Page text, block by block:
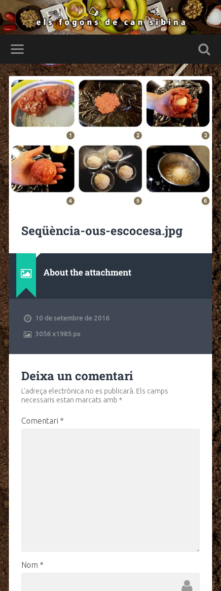
Seqüència-ous-escocesa.jpg
About the attachment
10 de setembre de 2016
3056x1985 px
Deixa un comentari
L'adreça electrònica no es publicarà. Els camps
necessaris estan marcats amb *
Comentari *
Nom *